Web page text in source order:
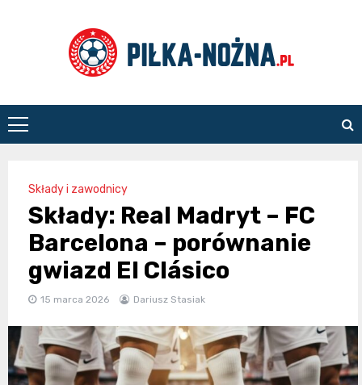
Piłka
Nożna
Składy i zawodnicy
Składy: Real Madryt – FC
Barcelona – porównanie
gwiazd El Clásico
15 marca 2026 Dariusz Stasiak